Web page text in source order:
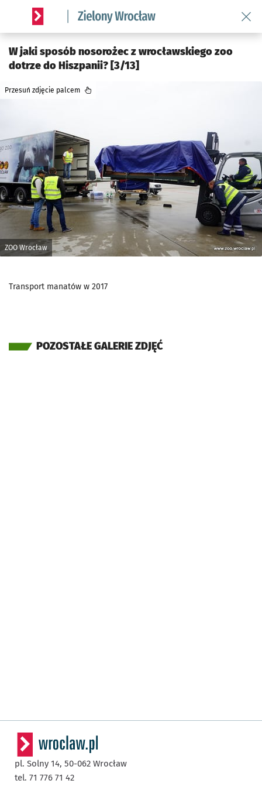
Serwis informacyjny wroclaw.pl podserwis: Środowisko we
W jaki sposób nosorożec z wrocławskiego zoo
dotrze do Hiszpanii? [3/13]
ZOO Wrocław
Przesuń zdjęcie palcem
Transport manatów w 2017
POZOSTAŁE GALERIE ZDJĘĆ
pl. Solny 14, 50-062 Wrocław
tel. 71 776 71 42